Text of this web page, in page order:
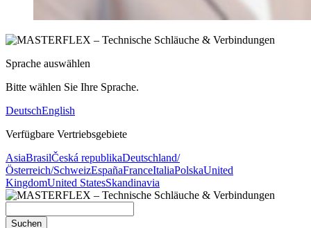
Sprache auswählen
Bitte wählen Sie Ihre Sprache.
DeutschEnglish
Verfügbare Vertriebsgebiete
AsiaBrasilČeská republikaDeutschland/
Österreich/SchweizEspañaFranceItaliaPolskaUnited
KingdomUnited StatesSkandinavia
Suchen